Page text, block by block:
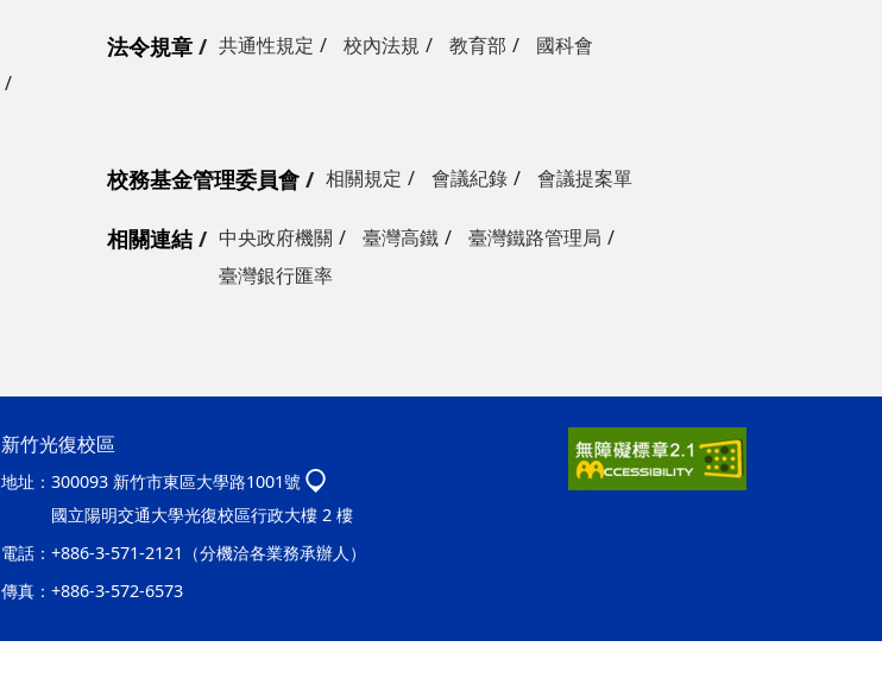
法令規章 共通性規定 校內法規 教育部 國科會
校務基金管理委員會 相關規定 會議紀錄 會議提案單
相關連結 中央政府機關 臺灣高鐵
臺灣鐵路管理局
臺灣銀行匯率
新竹光復校區
地址： 300093 新竹市東區大學路1001號
國立陽明交通大學光復校區行政大樓 2 樓
電話： +886-3-571-2121（分機洽各業務承辦人）
傳真： +886-3-572-6573